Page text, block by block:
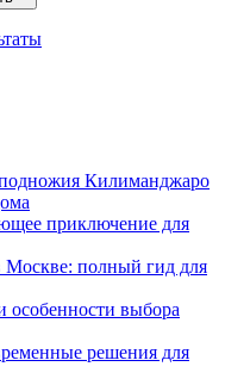
Килиманджаро
приключение для
полный гид для
особенности выбора
решения для